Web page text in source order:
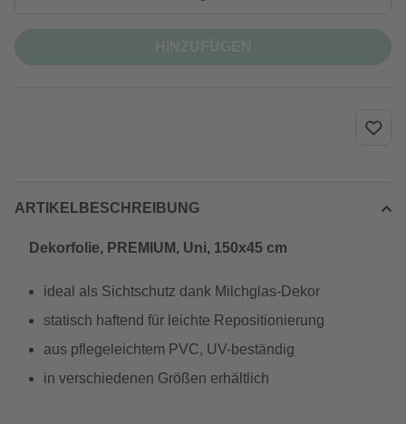
ARTIKELBESCHREIBUNG
Dekorfolie, PREMIUM, Uni, 150x45 cm
ideal als Sichtschutz dank Milchglas-Dekor
statisch haftend für leichte Repositionierung
aus pflegeleichtem PVC, UV-beständig
in verschiedenen Größen erhältlich